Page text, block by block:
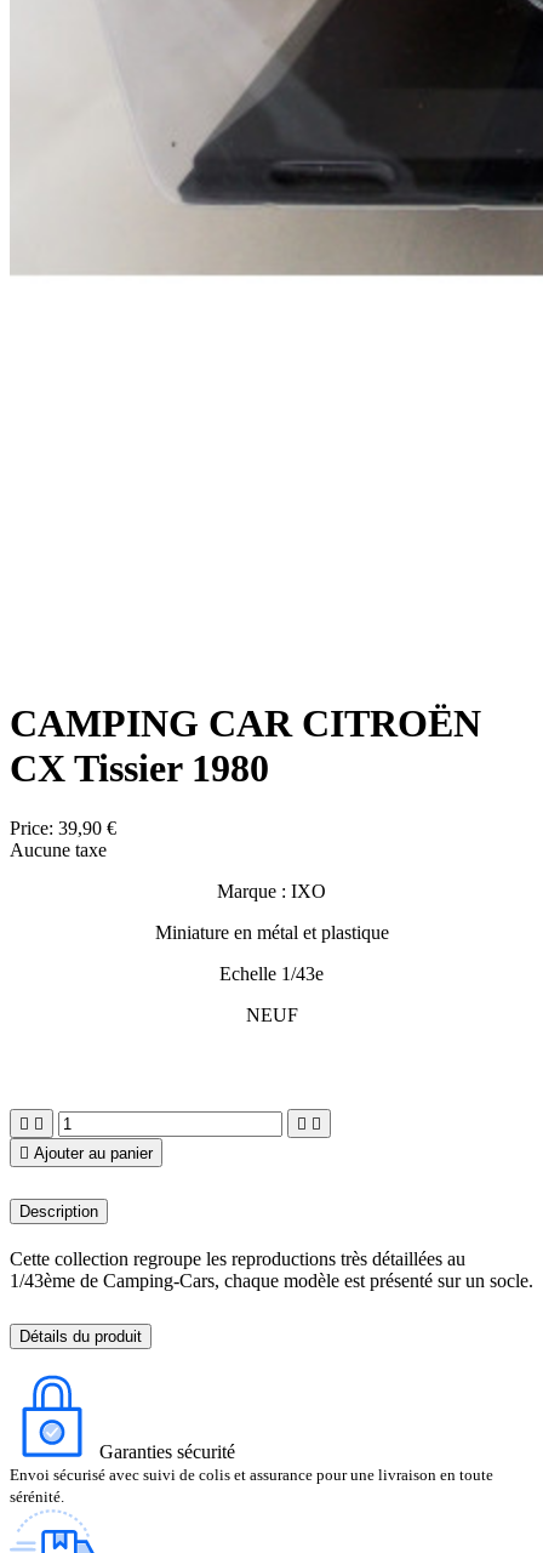
CAMPING CAR CITROËN
CX Tissier 1980
Price: 39,90 €
Aucune taxe
Marque : IXO
Miniature en métal et plastique
Echelle 1/43e
NEUF
   
 Ajouter au panier
Description
Cette collection regroupe les reproductions très détaillées au
1/43ème de Camping-Cars, chaque modèle est présenté sur un socle.
Détails du produit
Garanties sécurité
Envoi sécurisé avec suivi de colis et assurance pour une livraison en toute
sérénité.